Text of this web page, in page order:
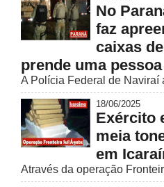
No
faz
caixas
prende uma pessoa
A Polícia Federal de Naviraí
18/06/2025
Exército
meia
em
Através da operação